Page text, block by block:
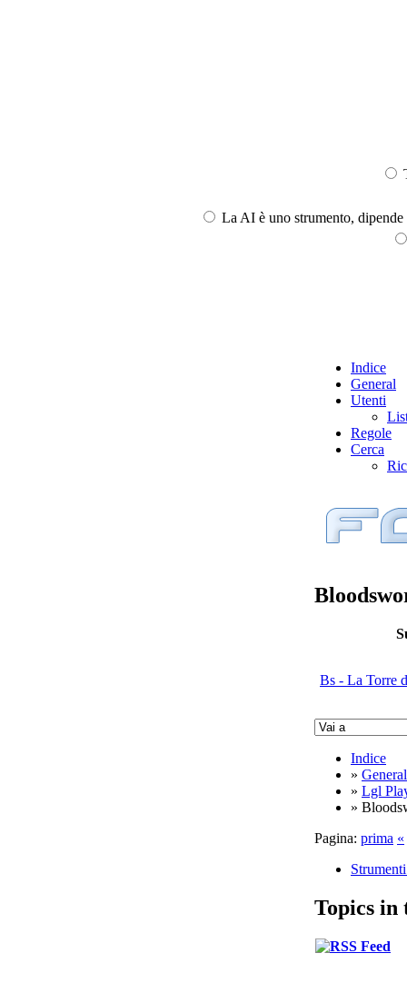
La AI è uno strumento, dipende
Indice
General
Utenti
Regole
Cerca
Bs - La Torre
Indice
» General
» Lgl
»
Pagina: prima «
Topics in